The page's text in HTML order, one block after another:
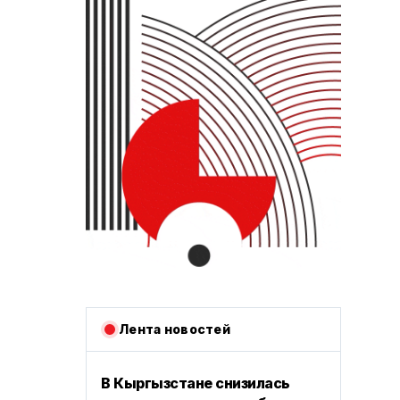
Лента новостей
В Кыргызстане снизилась